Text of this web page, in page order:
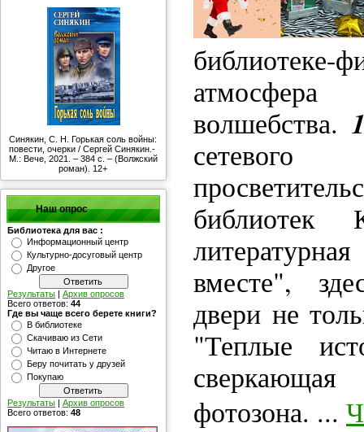
Синякин, С. Н. Горькая соль войны:
повести, очерки / Сергей Синякин.-
М.: Вече, 2021. – 384 с. – (Волжский
роман). 12+
Наш опрос
Библиотека для вас :
Информационный центр
Культурно-досуговый центр
Другое
Результаты | Архив опросов
Всего ответов: 44
Где вы чаще всего берете книги?
В библиотеке
Скачиваю из Сети
Читаю в Интернете
Беру почитать у друзей
Покупаю
Результаты | Архив опросов
Всего ответов: 48
атмосфера
волшебства.
библиотек
вместе",
двери не
"Теплые
сверкающая
фотозона. ...